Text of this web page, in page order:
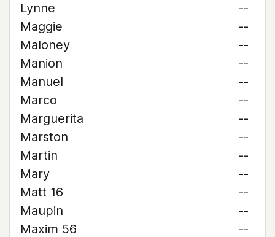
Lynne
--
Maggie
--
Maloney
--
Manion
--
Manuel
--
Marco
--
Marguerita
--
Marston
--
Martin
--
Mary
--
Matt 16
--
Maupin
--
Maxim 56
--